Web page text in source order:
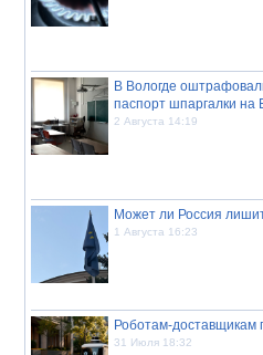
В Вологде
паспорт шпаргалки на
2 Августа 14:19
Может ли Россия
1 Августа 16:23
Роботам-доставщикам
31 Июля 18:32